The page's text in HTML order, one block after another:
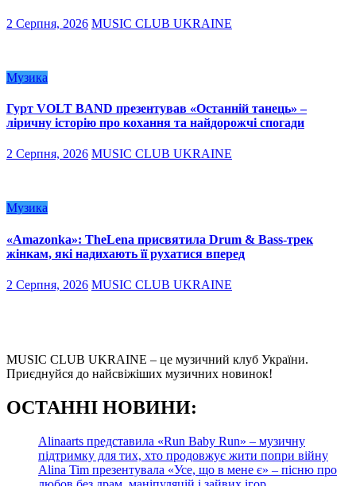
2 Серпня, 2026 MUSIC CLUB UKRAINE
Музика
Гурт VOLT BAND презентував «Останній танець» –
ліричну історію про кохання та найдорожчі спогади
2 Серпня, 2026 MUSIC CLUB UKRAINE
Музика
«Amazonka»: TheLena присвятила Drum & Bass-трек
жінкам, які надихають її рухатися вперед
2 Серпня, 2026 MUSIC CLUB UKRAINE
MUSIC CLUB UKRAINE – це музичний клуб України.
Приєднуйся до найсвіжіших музичних новинок!
ОСТАННІ НОВИНИ:
Alinaarts представила «Run Baby Run» – музичну
підтримку для тих, хто продовжує жити попри війну
Alina Tim презентувала «Усе, що в мене є» – пісню про